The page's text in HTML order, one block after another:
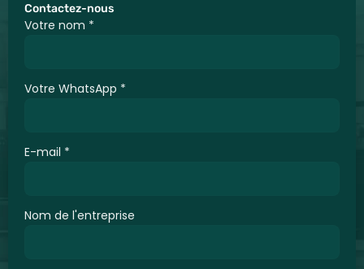
Contactez-nous
Votre nom *
Votre WhatsApp *
E-mail *
Nom de l'entreprise